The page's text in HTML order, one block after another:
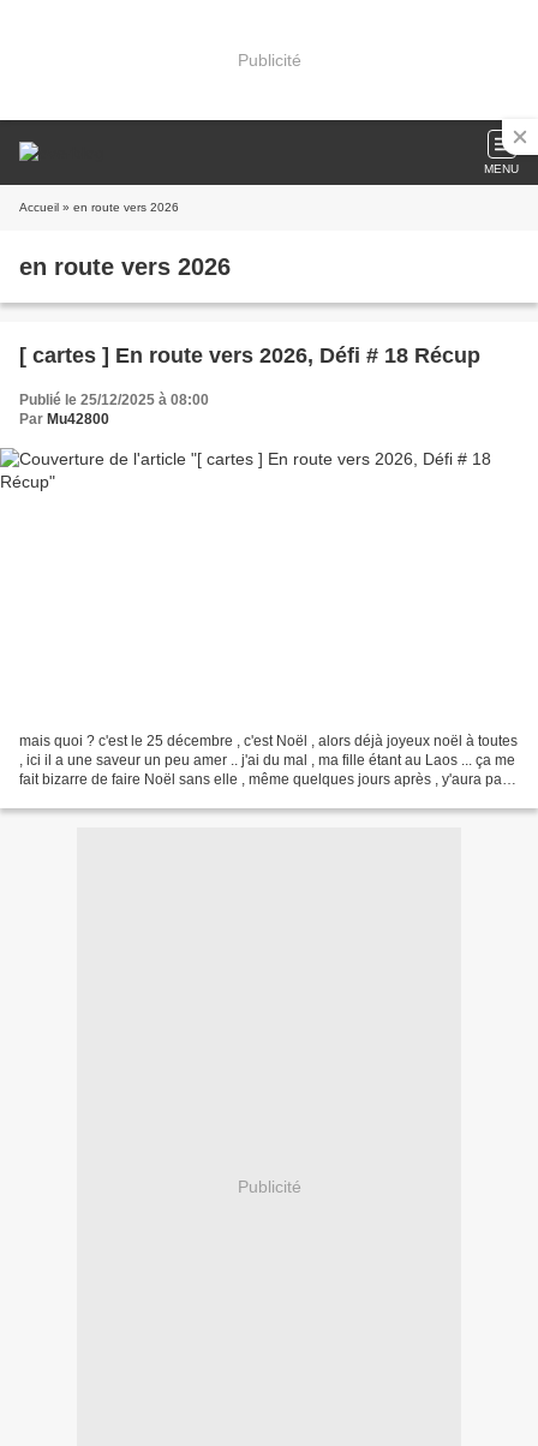
Publicité
MENU
Accueil » en route vers 2026
en route vers 2026
[ cartes ] En route vers 2026, Défi # 18 Récup
Publié le 25/12/2025 à 08:00
Par Mu42800
mais quoi ? c'est le 25 décembre , c'est Noël , alors déjà joyeux noël à toutes
, ici il a une saveur un peu amer .. j'ai du mal , ma fille étant au Laos ... ça me
fait bizarre de faire Noël sans elle , même quelques jours après , y'aura pas
Publicité